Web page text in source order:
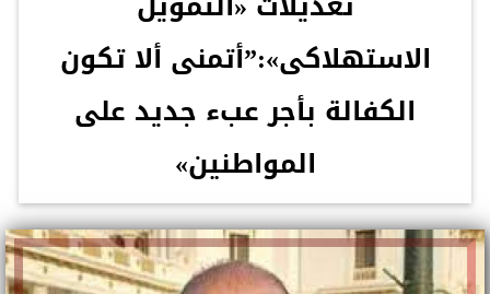
الاستهلاكى»:”أتمنى ألا تكون
الكفالة بأجر عبء جديد على
المواطنين»